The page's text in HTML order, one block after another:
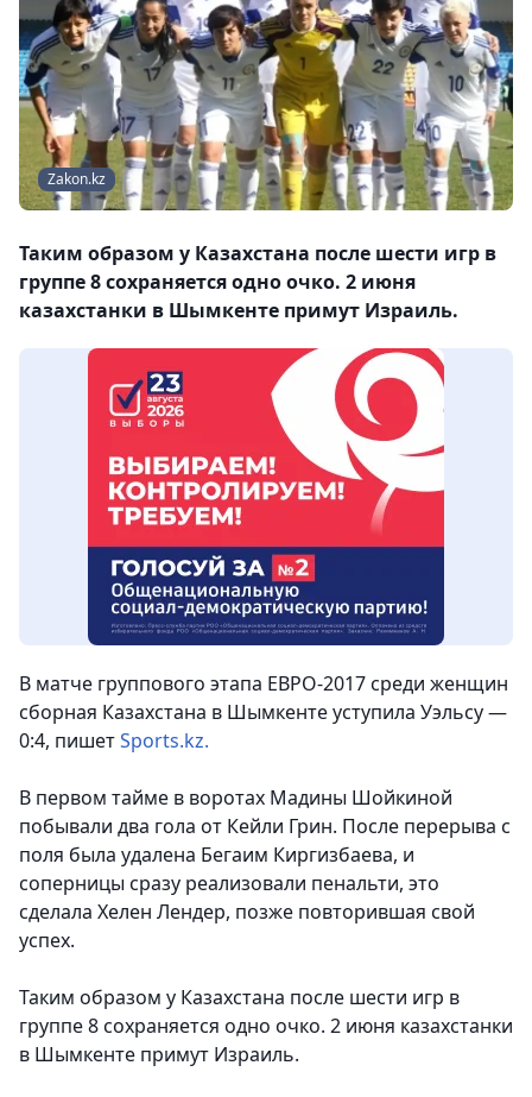
Zakon.kz
Таким образом у Казахстана после шести игр в
группе 8 сохраняется одно очко. 2 июня
казахстанки в Шымкенте примут Израиль.
В матче группового этапа ЕВРО-2017 среди женщин
сборная Казахстана в Шымкенте уступила Уэльсу —
0:4, пишетSports.kz.
В первом тайме в воротах Мадины Шойкиной
побывали два гола от Кейли Грин. После перерыва с
поля была удалена Бегаим Киргизбаева, и
соперницы сразу реализовали пенальти, это
сделала Хелен Лендер, позже повторившая свой
успех.
Таким образом у Казахстана после шести игр в
группе 8 сохраняется одно очко. 2 июня казахстанки
в Шымкенте примут Израиль.